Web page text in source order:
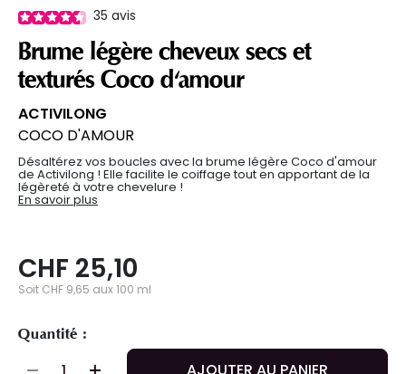
35 avis
Brume légère cheveux secs et
texturés Coco d'amour
ACTIVILONG
COCO D'AMOUR
Désaltérez vos boucles avec la brume légère Coco d'amour
de Activilong ! Elle facilite le coiffage tout en apportant de la
légèreté à votre chevelure !
En savoir plus
CHF 25,10
Soit CHF 9,65 aux 100 ml
Quantité :